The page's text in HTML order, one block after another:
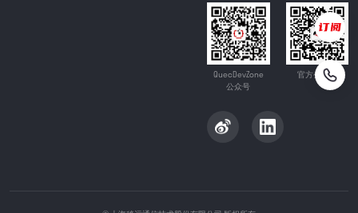
QuecDevZone
公众号
官方公众号